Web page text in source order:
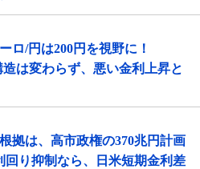
ロ/円は200円を視野に！
は変わらず、悪い金利上昇と
拠は、高市政権の370兆円計画
回り抑制なら、日米短期金利差